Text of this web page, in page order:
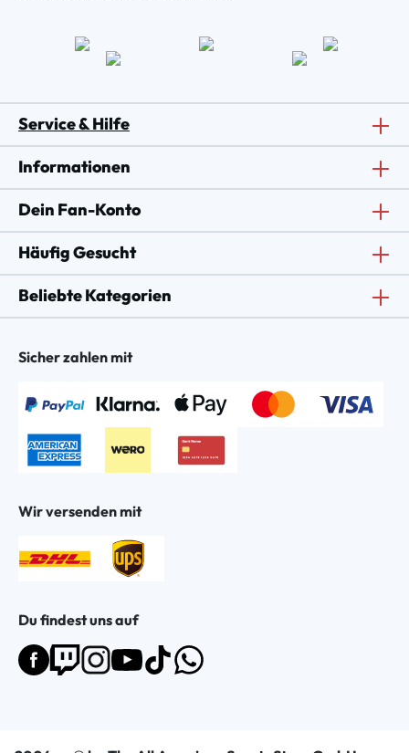
Service & Hilfe
Informationen
Dein Fan-Konto
Häufig Gesucht
Beliebte Kategorien
Sicher zahlen mit
Wir versenden mit
Du findest uns auf